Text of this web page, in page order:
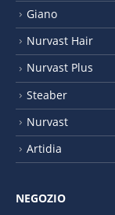
Giano
Nurvast Hair
Nurvast Plus
Steaber
Nurvast
Artidia
NEGOZIO